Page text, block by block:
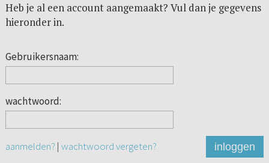
Heb je al een account aangemaakt? Vul dan je gegevens
hieronder in.
Gebruikersnaam:
wachtwoord:
aanmelden? | wachtwoord vergeten? inloggen